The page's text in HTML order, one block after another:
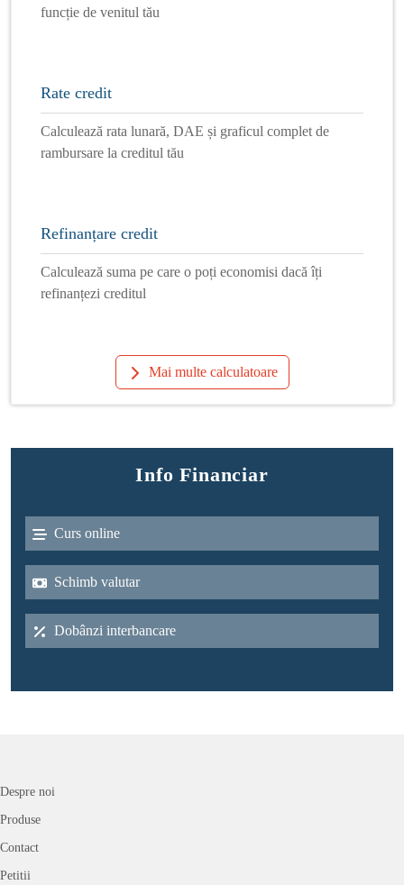
funcție de venitul tău
Rate credit
Calculează rata lunară, DAE și graficul complet de
rambursare la creditul tău
Refinanțare credit
Calculează suma pe care o poți economisi dacă îți
refinanțezi creditul
Mai multe calculatoare
Info Financiar
Curs online
Schimb valutar
Dobânzi interbancare
Despre noi
Produse
Contact
Petitii